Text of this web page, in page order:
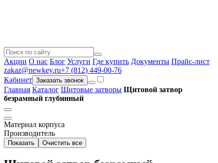
Акции О нас Блог Услуги Где купить Документы Прайс-лист
zakaz@newkey.ru+7 (812) 449-00-76
Кабинет Заказать звонок
Главная Каталог Щитовые затворы Щитовой затвор
безрамный глубинный
Материал корпуса
Производитель
Показать Очистить все